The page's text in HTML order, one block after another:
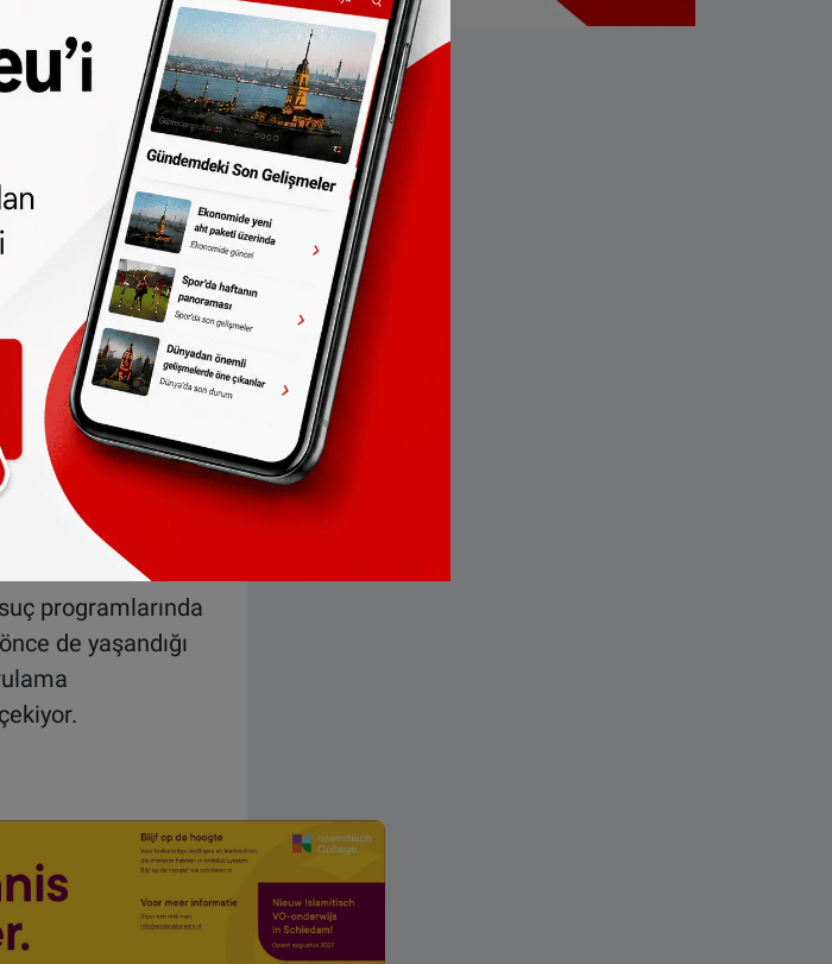
açıkladı.
dikkat
ifade edildi.
kadınla yüz
ortamından
bir fotoğrafın
suçla ilgisinin
programlarında
de yaşandığı